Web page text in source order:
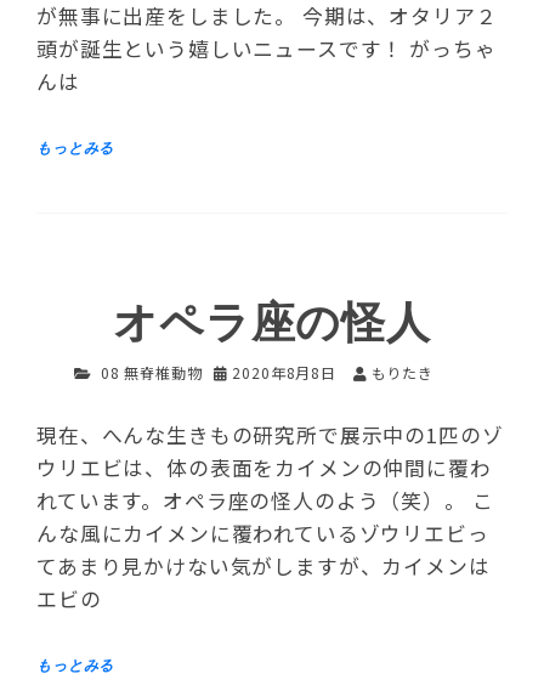
が無事に出産をしました。 今期は、オタリア２
頭が誕生という嬉しいニュースです！ がっちゃ
んは
オペラ座の怪人
08 無脊椎動物 2020年8月8日 もりたき
現在、へんな生きもの研究所で展示中の1匹のゾ
ウリエビは、体の表面をカイメンの仲間に覆わ
れています。オペラ座の怪人のよう（笑）。 こ
んな風にカイメンに覆われているゾウリエビっ
てあまり見かけない気がしますが、カイメンは
エビの